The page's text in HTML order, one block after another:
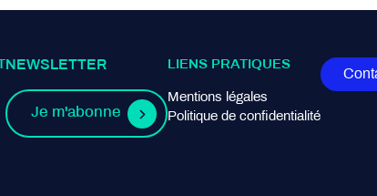
NEWSLETTER
Je m'abonne
LIENS PRATIQUES
Mentions légales
Politique de confidentialité